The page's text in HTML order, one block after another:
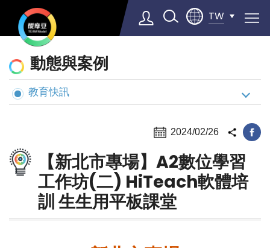
TW
▼
態
與
案
動態與案例
教育快訊
2024/02/26
【新北市專場】A2數位學習
工作坊(二) HiTeach軟體培
訓 生生用平板課堂